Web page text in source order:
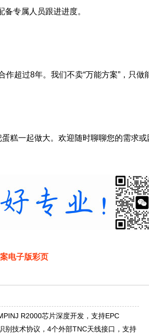
专属人员跟进进度。
超过8年。我们不卖“万能方案”，只做
糕一起做大。欢迎随时聊聊您的需求或
电子版彩页
R2000芯片深度开发，支持EPC
技术协议，4个外部TNC天线接口，支持